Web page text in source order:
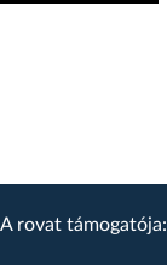
A rovat támogatója: